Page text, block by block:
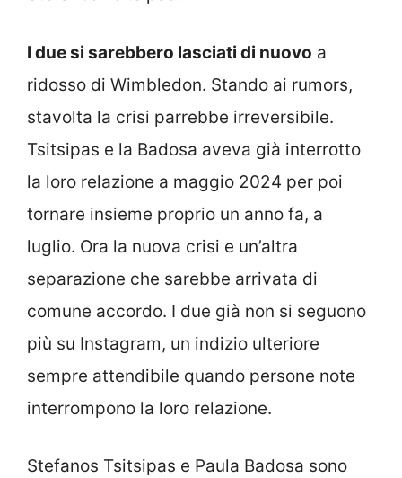
I due si sarebbero lasciati di nuovo a
ridosso di Wimbledon. Stando ai rumors,
stavolta la crisi parrebbe irreversibile.
Tsitsipas e la Badosa aveva già interrotto
la loro relazione a maggio 2024 per poi
tornare insieme proprio un anno fa, a
luglio. Ora la nuova crisi e un’altra
separazione che sarebbe arrivata di
comune accordo. I due già non si seguono
più su Instagram, un indizio ulteriore
sempre attendibile quando persone note
interrompono la loro relazione.
Stefanos Tsitsipas e Paula Badosa sono